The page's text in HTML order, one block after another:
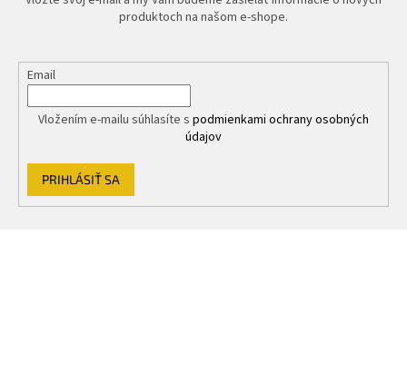
produktoch na našom e-shope.
Email
Vložením e-mailu súhlasíte s podmienkami ochrany osobných
údajov
PRIHLÁSIŤ SA